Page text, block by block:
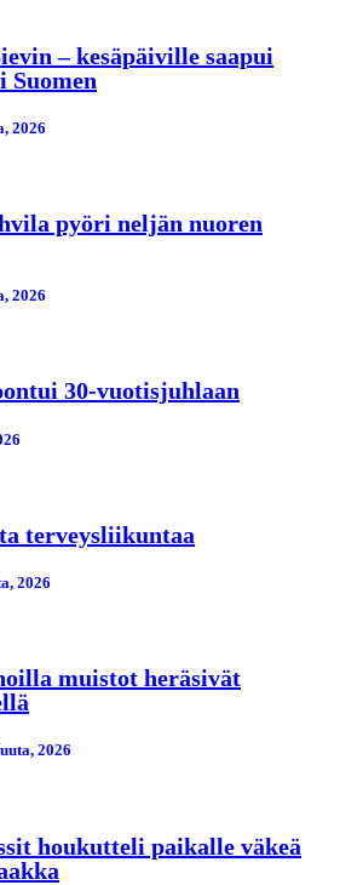
– kesäpäiville saapui
2026
pyöri neljän nuoren
2026
30-vuotisjuhlaan
terveysliikuntaa
2026
muistot heräsivät
2026
houkutteli paikalle väkeä